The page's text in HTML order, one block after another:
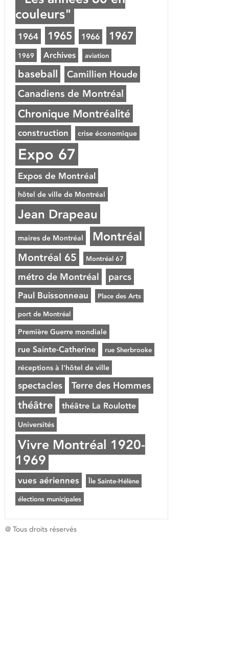
couleurs"
1964 1965 1966 1967
1969 Archives aviation
baseball Camillien Houde
Canadiens de Montréal
Chronique Montréalité
construction crise économique
Expo 67
Expos de Montréal
hôtel de ville de Montréal
Jean Drapeau
maires de Montréal Montréal
Montréal 65 Montréal 67
métro de Montréal parcs
Paul Buissonneau Place des Arts
port de Montréal
Première Guerre mondiale
rue Sainte-Catherine rue Sherbrooke
réceptions à l'hôtel de ville
spectacles Terre des Hommes
théâtre théâtre La Roulotte
Universités
Vivre Montréal 1920-
1969
vues aériennes Île Sainte-Hélène
élections municipales
@ Tous droits réservés